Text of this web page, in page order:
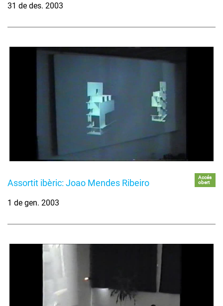
31 de des. 2003
Assortit ibèric: Joao Mendes Ribeiro
Accés
obert
1 de gen. 2003